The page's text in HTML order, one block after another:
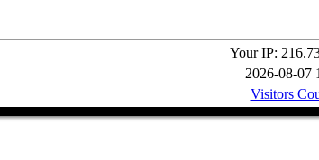
Your IP:
2026-08-07
Visitors